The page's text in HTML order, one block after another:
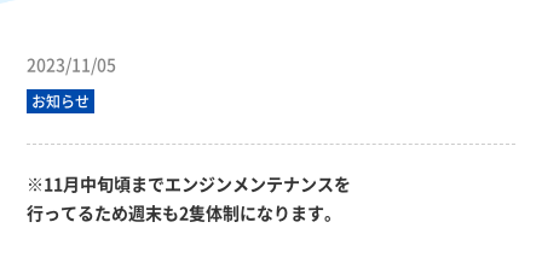
2023/11/05
お知らせ
※11月中旬頃までエンジンメンテナンスを
行ってるため週末も2隻体制になります。